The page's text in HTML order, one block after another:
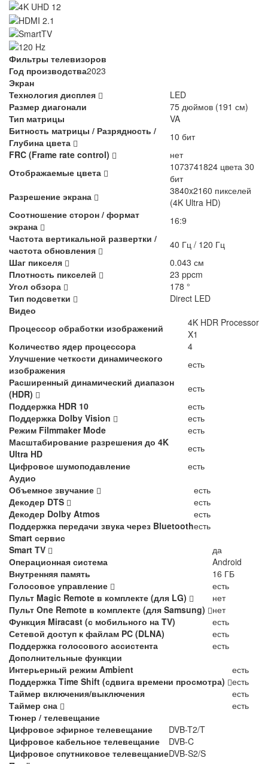
Фильтры телевизоров
Год производства2023
Экран
Технология дисплея
LED
Размер диагонали
75 дюймов (191 см)
Тип матрицы
VA
Битность матрицы / Разрядность /
Глубина цвета
10 бит
FRC (Frame rate control)
нет
Отображаемые цвета
1073741824 цвета 30
бит
Разрешение экрана
3840x2160 пикселей
(4K Ultra HD)
Соотношение сторон / формат
экрана
16:9
Частота вертикальной развертки /
частота обновления
40 Гц / 120 Гц
Шаг пикселя
0.043 см
Плотность пикселей
23 ppcm
Угол обзора
178 °
Тип подсветки
Direct LED
Видео
Процессор обработки изображений
4K HDR Processor
X1
Количество ядер процессора
4
Улучшение четкости динамического
изображения
есть
Расширенный динамический диапазон
(HDR)
есть
Поддержка HDR 10
есть
Поддержка Dolby Vision
есть
Режим Filmmaker Mode
есть
Масштабирование разрешения до 4K
Ultra HD
есть
Цифровое шумоподавление
есть
Аудио
Объемное звучание
есть
Декодер DTS
есть
Декодер Dolby Atmos
есть
Поддержка передачи звука через Bluetoothесть
Smart сервис
Smart TV
да
Операционная система
Android
Внутренняя память
16 ГБ
Голосовое управление
есть
Пульт Magic Remote в комплекте (для LG)
нет
Пульт One Remote в комплекте (для Samsung)
нет
Функция Miracast (с мобильного на TV)
есть
Сетевой доступ к файлам PC (DLNA)
есть
Поддержка голосового ассистента
есть
Дополнительные функции
Интерьерный режим Ambient
есть
Поддержка Time Shift (сдвига времени просмотра)
есть
Таймер включения/выключения
есть
Таймер сна
есть
Тюнер / телевещание
Цифровое эфирное телевещание
DVB-T2/T
Цифровое кабельное телевещание
DVB-C
Цифровое спутниковое телевещаниеDVB-S2/S